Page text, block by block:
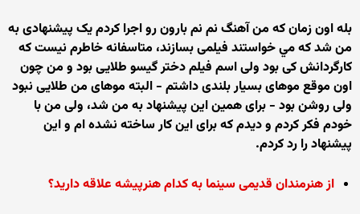
بله اون زمان که من آهنگ نم نم بارون رو اجرا کردم يک پيشنهادی به
من شد که مي خواستند فيلمی بسازند، متاسفانه خاطرم نيست که
کارگردانش کی بود ولی اسم فيلم دختر گيسو طلايی بود و من چون
اون موقع موهای بسيار بلندی داشتم - البته موهای من طلايی نبود
ولی روشن بود - برای همين اين پيشنهاد به من شد، ولی من با
خودم فکر کردم و ديدم که برای اين کار ساخته نشده ام و اين
پيشنهاد را رد کردم.
از هنرمندان قديمی سينما به کدام هنرپيشه علاقه داريد؟